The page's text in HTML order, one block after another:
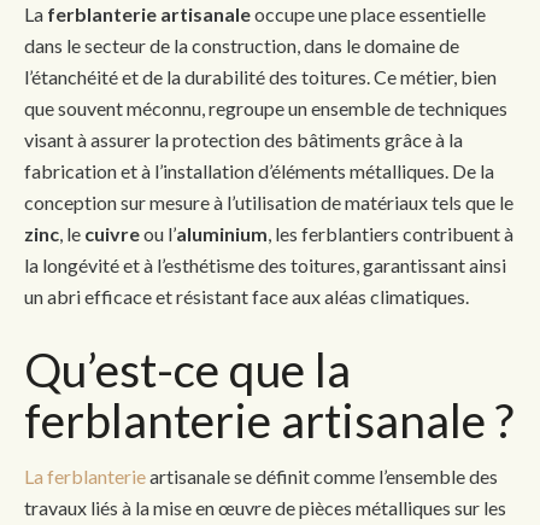
La ferblanterie artisanaleoccupe une place essentielle
dans le secteur de la construction, dans le domaine de
l’étanchéité et de la durabilité des toitures. Ce métier, bien
que souvent méconnu, regroupe un ensemble de techniques
visant à assurer la protection des bâtiments grâce à la
fabrication et à l’installation d’éléments métalliques. De la
conception sur mesure à l’utilisation de matériaux tels que le
zinc , le cuivreou l’aluminium , les ferblantiers contribuent à
la longévité et à l’esthétisme des toitures, garantissant ainsi
un abri efficace et résistant face aux aléas climatiques.
Qu’est-ce que la
ferblanterie artisanale ?
La ferblanterieartisanale se définit comme l’ensemble des
travaux liés à la mise en œuvre de pièces métalliques sur les